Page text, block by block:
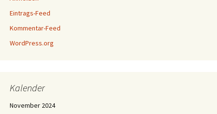
Eintrags-Feed
Kommentar-Feed
WordPress.org
Kalender
November 2024